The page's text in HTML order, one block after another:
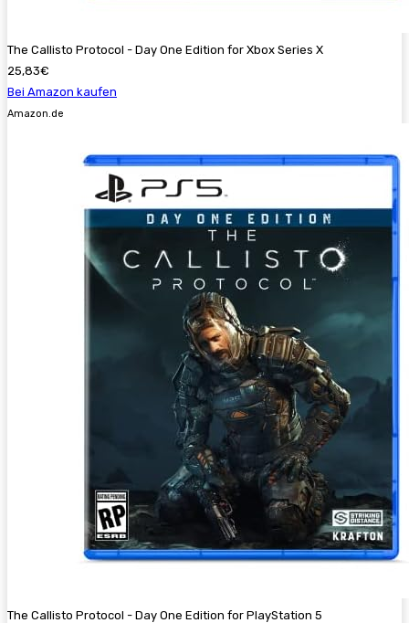
The Callisto Protocol - Day One Edition for Xbox Series X
25,83€
Bei Amazon kaufen
Amazon.de
The Callisto Protocol - Day One Edition for PlayStation 5